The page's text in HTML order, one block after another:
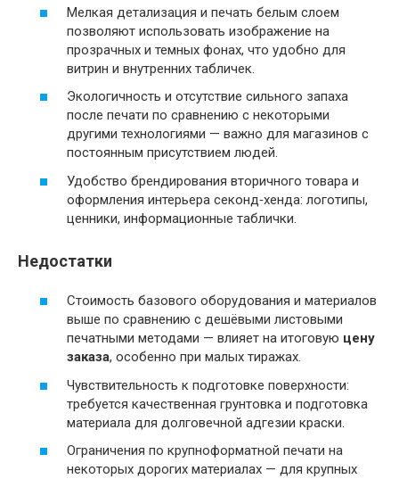
Мелкая детализация и печать белым слоем
позволяют использовать изображение на
прозрачных и темных фонах, что удобно для
витрин и внутренних табличек.
Экологичность и отсутствие сильного запаха
после печати по сравнению с некоторыми
другими технологиями — важно для магазинов с
постоянным присутствием людей.
Удобство брендирования вторичного товара и
оформления интерьера секонд‑хенда: логотипы,
ценники, информационные таблички.
Недостатки
Стоимость базового оборудования и материалов
выше по сравнению с дешёвыми листовыми
печатными методами — влияет на итоговую цену
заказа, особенно при малых тиражах.
Чувствительность к подготовке поверхности:
требуется качественная грунтовка и подготовка
материала для долговечной адгезии краски.
Ограничения по крупноформатной печати на
некоторых дорогих материалах — для крупных